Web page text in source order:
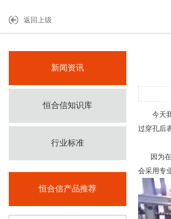
返回上级
新闻资讯
恒合信知识库
行业标准
恒合信产品推荐
今天我
过穿孔后
因为在
会采用专